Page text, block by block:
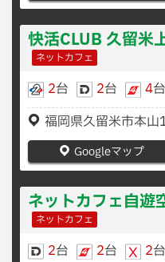
快活CLUB 久留米
ネットカフェ
2台 2台 4台
福岡県久留米市本
Googleマップ
ネットカフェ自遊
ネットカフェ
2台 2台 2台